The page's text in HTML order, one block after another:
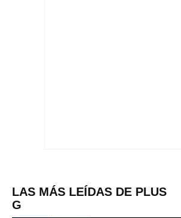
LAS MÁS LEÍDAS DE PLUS
G